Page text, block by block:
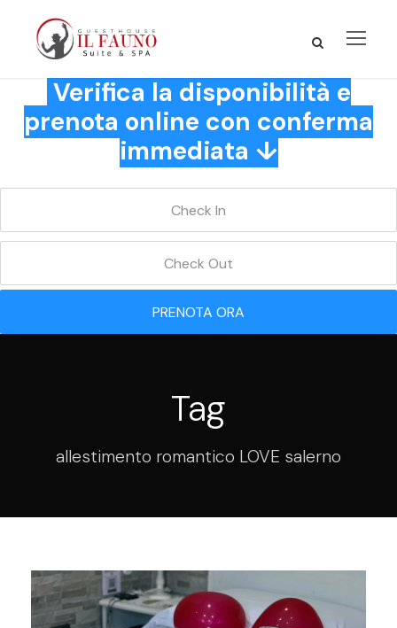
Verifica la disponibilità e
prenota online con conferma
immediata ↓
PRENOTA ORA
Tag
allestimento romantico LOVE salerno